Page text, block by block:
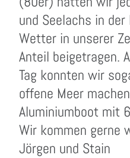
und Seelachs in
Wetter in unserer
Anteil beigetragen.
Tag konnten wir
offene Meer
Aluminiumboot mit
Wir kommen gerne
Jörgen und Stain